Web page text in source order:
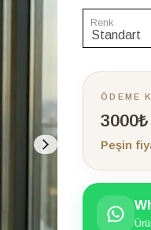
Renk
ÖDEME
Peşin